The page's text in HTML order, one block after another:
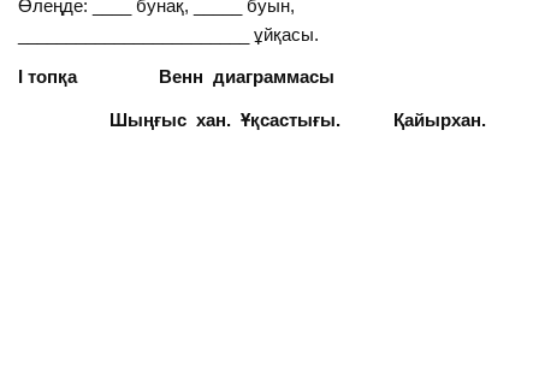
Өлеңде: ____ бунақ, _____ буын,
________________________ ұйқасы.
І топқа Венн диаграммасы
Шыңғыс хан. Ұқсастығы. Қайырхан.